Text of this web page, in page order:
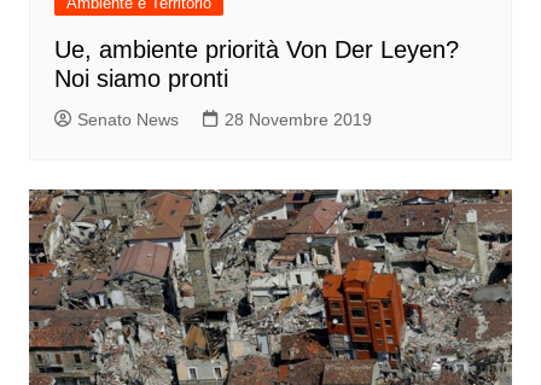
Ue, ambiente priorità Von Der Leyen?
Noi siamo pronti
Senato News 28 Novembre 2019